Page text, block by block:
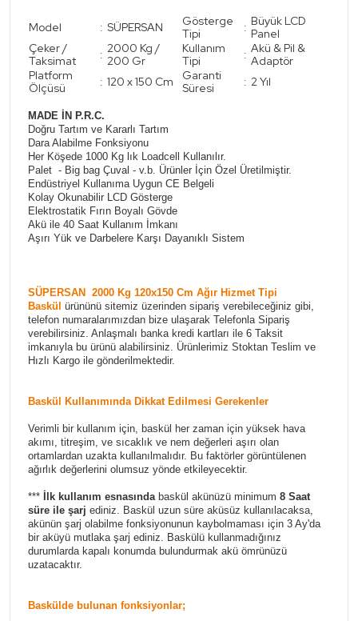
Model : SÜPERSAN
Gösterge
Tipi
: Büyük LCD
Panel
Çeker /
Taksimat
: 2000 Kg /
200 Gr
Kullanım
Tipi
: Akü & Pil &
Adaptör
Platform
Ölçüsü
: 120 x 150 Cm
Garanti
Süresi
: 2 Yıl
MADE İN P.R.C.
Doğru Tartım ve Kararlı Tartım
Dara Alabilme Fonksiyonu
Her Köşede 1000 Kg lık Loadcell Kullanılır.
Palet - Big bag Çuval - v.b. Ürünler İçin Özel Üretilmiştir.
Endüstriyel Kullanıma Uygun CE Belgeli
Kolay Okunabilir LCD Gösterge
Elektrostatik Fırın Boyalı Gövde
Akü ile 40 Saat Kullanım İmkanı
Aşırı Yük ve Darbelere Karşı Dayanıklı Sistem
SÜPERSAN 2000 Kg 120x150 Cm Ağır Hizmet Tipi
Baskül ürününü sitemiz üzerinden sipariş verebileceğiniz gibi,
telefon numaralarımızdan bize ulaşarak Telefonla Sipariş
verebilirsiniz. Anlaşmalı banka kredi kartları ile 6 Taksit
imkanıyla bu ürünü alabilirsiniz. Ürünlerimiz Stoktan Teslim ve
Hızlı Kargo ile gönderilmektedir.
Baskül Kullanımında Dikkat Edilmesi Gerekenler
Verimli bir kullanım için, baskül her zaman için yüksek hava
akımı, titreşim, ve sıcaklık ve nem değerleri aşırı olan
ortamlardan uzakta kullanılmalıdır. Bu faktörler görüntülenen
ağırlık değerlerini olumsuz yönde etkileyecektir.
*** İlk kullanım esnasındabaskül akünüzü minimum 8 Saat
süre ile şarj ediniz. Baskül uzun süre aküsüz kullanılacaksa,
akünün şarj olabilme fonksiyonunun kaybolmaması için 3 Ay'da
bir aküyü mutlaka şarj ediniz. Baskülü kullanmadığınız
durumlarda kapalı konumda bulundurmak akü ömrünüzü
uzatacaktır.
Baskülde bulunan fonksiyonlar;